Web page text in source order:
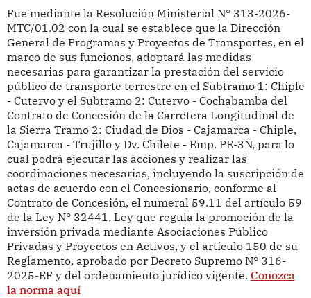
Fue mediante la Resolución Ministerial N° 313-2026-
MTC/01.02 con la cual se establece que la Dirección
General de Programas y Proyectos de Transportes, en el
marco de sus funciones, adoptará las medidas
necesarias para garantizar la prestación del servicio
público de transporte terrestre en el Subtramo 1: Chiple
- Cutervo y el Subtramo 2: Cutervo - Cochabamba del
Contrato de Concesión de la Carretera Longitudinal de
la Sierra Tramo 2: Ciudad de Dios - Cajamarca - Chiple,
Cajamarca - Trujillo y Dv. Chilete - Emp. PE-3N, para lo
cual podrá ejecutar las acciones y realizar las
coordinaciones necesarias, incluyendo la suscripción de
actas de acuerdo con el Concesionario, conforme al
Contrato de Concesión, el numeral 59.11 del artículo 59
de la Ley N° 32441, Ley que regula la promoción de la
inversión privada mediante Asociaciones Público
Privadas y Proyectos en Activos, y el artículo 150 de su
Reglamento, aprobado por Decreto Supremo N° 316-
2025-EF y del ordenamiento jurídico vigente. Conozca
la norma aquí